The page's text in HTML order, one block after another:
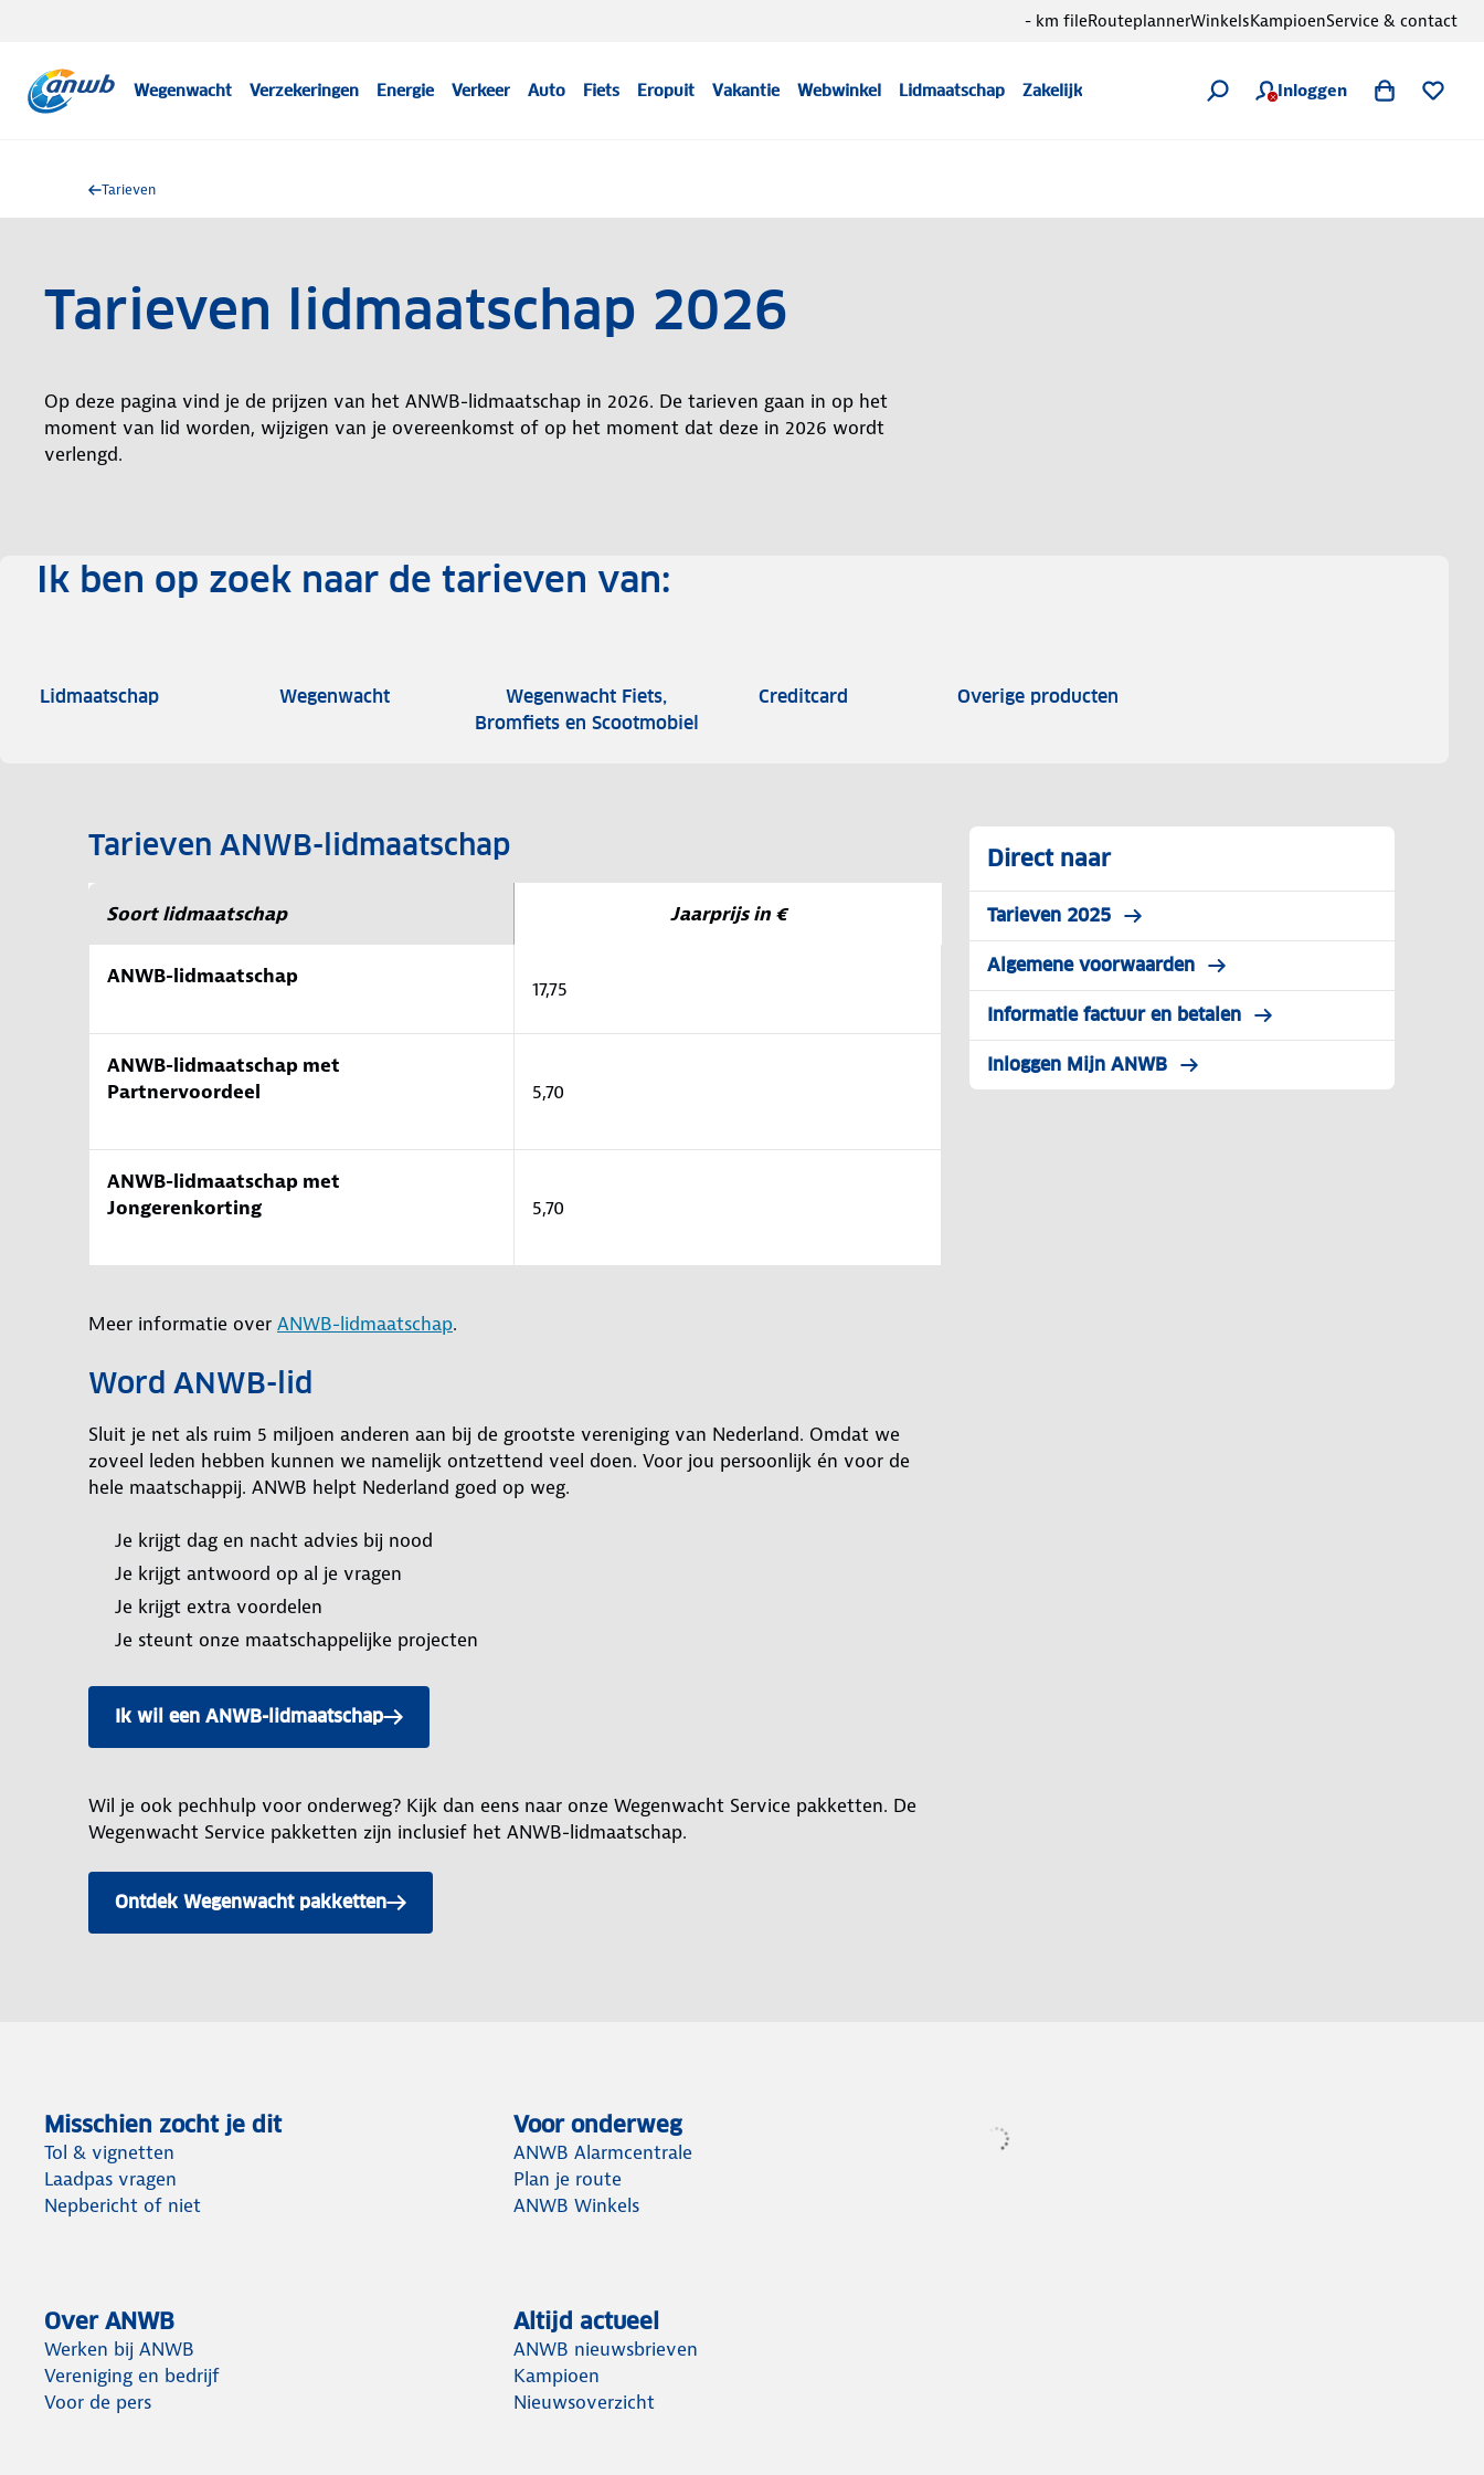
Wegenwacht Verzekeringen Energie Verkeer Auto Fiets Eropuit Vakantie Webwinkel Lidmaatschap Zakelijk Inloggen
- km fileRouteplannerWinkelsKampioenService & contact
Tarieven
Tarieven lidmaatschap 2026
Op deze pagina vind je de prijzen van het ANWB-lidmaatschap in 2026. De tarieven gaan in op het
moment van lid worden, wijzigen van je overeenkomst of op het moment dat deze in 2026 wordt
verlengd.
Ik ben op zoek naar de tarieven van:
Lidmaatschap Wegenwacht
Wegenwacht Fiets,
Bromfiets en Scootmobiel
Creditcard Overige producten
Tarieven ANWB-lidmaatschap
Soort lidmaatschap Jaarprijs in €
ANWB-lidmaatschap
17,75
ANWB-lidmaatschap met
Partnervoordeel
5,70
ANWB-lidmaatschap met
Jongerenkorting
5,70
Meer informatie over ANWB-lidmaatschap.
Word ANWB-lid
Sluit je net als ruim 5 miljoen anderen aan bij de grootste vereniging van Nederland. Omdat we
zoveel leden hebben kunnen we namelijk ontzettend veel doen. Voor jou persoonlijk én voor de
hele maatschappij. ANWB helpt Nederland goed op weg.
Je krijgt dag en nacht advies bij nood
Je krijgt antwoord op al je vragen
Je krijgt extra voordelen
Je steunt onze maatschappelijke projecten
Ik wil een ANWB-lidmaatschap
Wil je ook pechhulp voor onderweg? Kijk dan eens naar onze Wegenwacht Service pakketten. De
Wegenwacht Service pakketten zijn inclusief het ANWB-lidmaatschap.
Ontdek Wegenwacht pakketten
Direct naar
Tarieven 2025
Algemene voorwaarden
Informatie factuur en betalen
Inloggen Mijn ANWB
Misschien zocht je dit
Tol & vignetten
Laadpas vragen
Nepbericht of niet
Voor onderweg
ANWB Alarmcentrale
Plan je route
ANWB Winkels
Over ANWB
Werken bij ANWB
Vereniging en bedrijf
Voor de pers
Altijd actueel
ANWB nieuwsbrieven
Kampioen
Nieuwsoverzicht